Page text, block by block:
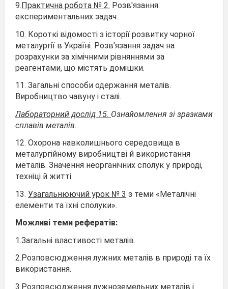
9.Практична робота № 2. Розв'язання
експериментальних задач.
10. Короткі відомості з історії розвитку чорної
металургії в Україні. Розв'язання задач на
розрахунки за хімічними рівняннями за
реагентами, що містять домішки.
11. Загальні способи одержання металів.
Виробництво чавуну і сталі.
Лабораторний дослід 15. Ознайомлення зі зразками
сплавів металів.
12. Охорона навколишнього середовища в
металургійному виробництві й використання
металів. Значення неорганічних сполук у природі,
техніці й житті.
13. Узагальнюючий урок № 3 з теми «Металічні
елементи та їхні сполуки».
Можливі теми рефератів:
1.Загальні властивості металів.
2.Розповсюдження лужних металів в природі та їх
використання.
3.Розповсюдження лужноземельних металів і